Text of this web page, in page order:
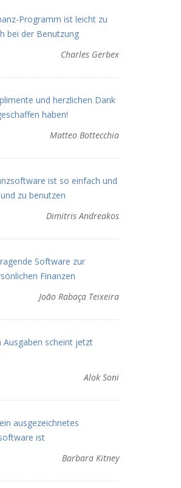
Programm ist leicht zu
bei der Benutzung
Charles Gerbex
und herzlichen Dank
haben!
Matteo Bottecchia
ist so einfach und
zu benutzen
Dimitris Andreakos
Software zur
Finanzen
João Rabaça Teixeira
Ausgaben scheint jetzt
Alok Soni
ausgezeichnetes
ist
Barbara Kitney